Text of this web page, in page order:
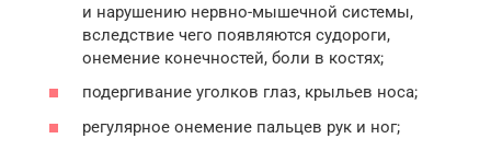
и нарушению нервно-мышечной системы,
вследствие чего появляются судороги,
онемение конечностей, боли в костях;
подергивание уголков глаз, крыльев носа;
регулярное онемение пальцев рук и ног;